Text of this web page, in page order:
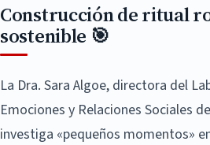
Construcción de ritual
sostenible 🎯
La Dra. Sara Algoe, directora del
Emociones y Relaciones Sociales
investiga «pequeños momentos»